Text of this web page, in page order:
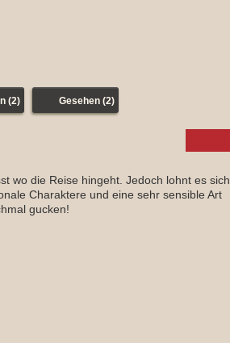
(2) Gesehen (2)
wo die Reise hingeht. Jedoch lohnt es sich
Charaktere und eine sehr sensible Art
gucken!